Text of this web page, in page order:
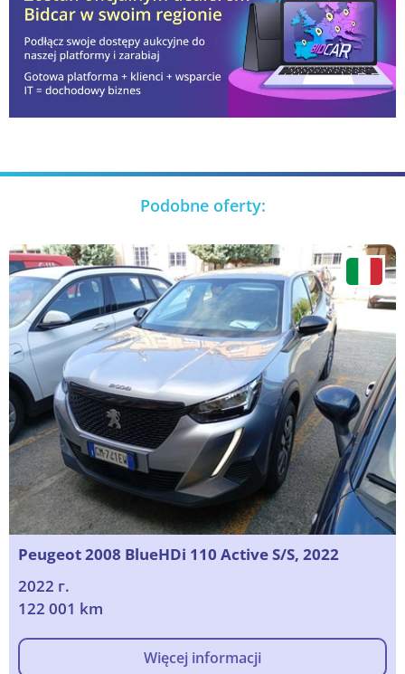
Podobne oferty:
Peugeot 2008 BlueHDi 110 Active S/S, 2022
2022 г.
122 001 km
Więcej informacji